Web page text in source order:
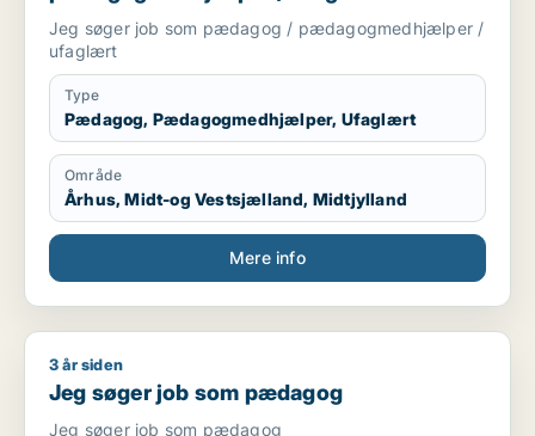
Jeg søger job som pædagog / pædagogmedhjælper /
ufaglært
Type
Pædagog, Pædagogmedhjælper, Ufaglært
Område
Århus, Midt-og Vestsjælland, Midtjylland
Mere info
Jeg søger job som pædagog
3 år siden
Jeg søger job som pædagog
Jeg søger job som pædagog